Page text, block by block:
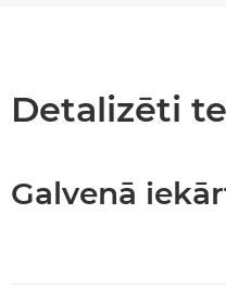
Detalizēti
Galvenā